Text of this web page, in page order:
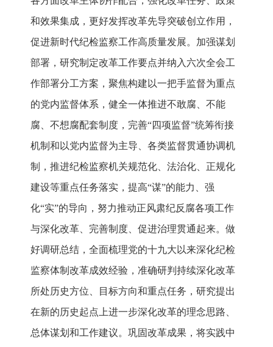
和效果集成，更好发挥改革先导突破创立作用，
促进新时代纪检监察工作高质量发展。加强谋划
部署，研究制定改革工作要点并纳入六次全会工
作部署分工方案，聚焦构建以一把手监督为重点
的党内监督体系，健全一体推进不敢腐、不能
腐、不想腐配套制度，完善“四项监督”统筹衔接
机制和以党内监督为主导、各类监督贯通协调机
制，推进纪检监察机关规范化、法治化、正规化
建设等重点任务落实，提高“谋”的能力、强
化“实”的导向，努力推动正风肃纪反腐各项工作
与深化改革、完善制度、促进治理贯通起来。做
好调研总结，全面梳理党的十九大以来深化纪检
监察体制改革成效经验，准确研判持续深化改革
所处历史方位、目标方向和重点任务，研究提出
在新的历史起点上进一步深化改革的理念思路、
总体谋划和工作建议。巩固改革成果，将实践中